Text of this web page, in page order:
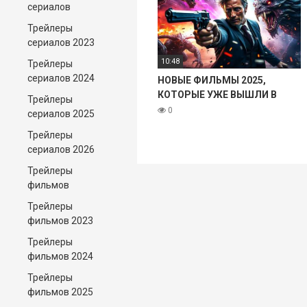
сериалов
Трейлеры
сериалов 2023
Трейлеры
сериалов 2024
Трейлеры
сериалов 2025
Трейлеры
сериалов 2026
Трейлеры
фильмов
Трейлеры
фильмов 2023
Трейлеры
фильмов 2024
Трейлеры
фильмов 2025
10:48
НОВЫЕ ФИЛЬМЫ 2025,
КОТОРЫЕ УЖЕ ВЫШЛИ В
ХОРОШЕМ КАЧЕСТВЕ! ЧТО
0